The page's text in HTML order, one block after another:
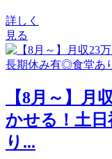
詳しく
見る
【8月～】月
かせる！土
り...